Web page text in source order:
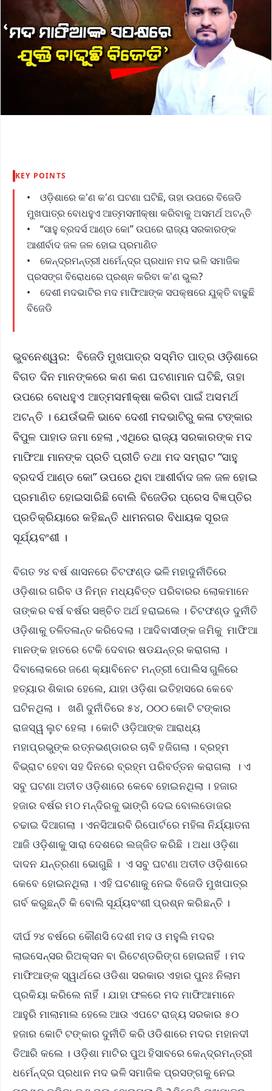
KEY POINTS
• ଓଡ଼ିଶାରେ କ'ଣ କ'ଣ ଘଟଣା ଘଟିଛି, ତାହା ଉପରେ ବିଜେଡି
ମୁଖପାତ୍ର ବୋଧହୁଏ ଆତ୍ମସମୀକ୍ଷା କରିବାକୁ ଅସମର୍ଥ ଅଟନ୍ତି
• “ସାହୁ ବ୍ରଦର୍ସ ଆଣ୍ଡ କୋ” ଉପରେ ରାଜ୍ୟ ସରକାରଙ୍କ
ଆଶୀର୍ବାଦ ଜଳ ଜଳ ହୋଇ ପ୍ରମାଣିତ
• କେନ୍ଦ୍ରମନ୍ତ୍ରୀ ଧର୍ମେନ୍ଦ୍ର ପ୍ରଧାନ ମଦ ଭଳି ସମାଜିକ
ପ୍ରସଙ୍ଗ ବିରୋଧରେ ପ୍ରଶ୍ନ କରିବା କ'ଣ ଭୁଲ?
• ଦେଶୀ ମଦଭାଟିର ମଦ ମାଫିଆଙ୍କ ସପକ୍ଷରେ ଯୁକ୍ତି ବାଢୁଛି
ବିଜେଡି
ଭୁବନେଶ୍ୱର: ବିଜେଡି ମୁଖପାତ୍ର ସସ୍ମିତ ପାତ୍ର ଓଡ଼ିଶାରେ
ବିଗତ ଦିନ ମାନଙ୍କରେ କଣ କଣ ଘଟଣାମାନ ଘଟିଛି, ତାହା
ଉପରେ ବୋଧହୁଏ ଆତ୍ମସମୀକ୍ଷା କରିବା ପାଇଁ ଅସମର୍ଥ
ଅଟନ୍ତି । ଯେଉଁଭଳି ଭାବେ ଦେଶୀ ମଦଭାଟିରୁ କଳା ଟଙ୍କାର
ବିପୁଳ ପାହାଡ ଜମା ହେଲା ,ଏଥିରେ ରାଜ୍ୟ ସରକାରଙ୍କ ମଦ
ମାଫିଆ ମାନଙ୍କ ପ୍ରତି ପ୍ରୀତି ତଥା ମଦ ସମ୍ରାଟ “ସାହୁ
ବ୍ରଦର୍ସ ଆଣ୍ଡ କୋ” ଉପରେ ଥିବା ଆଶୀର୍ବାଦ ଜଳ ଜଳ ହୋଇ
ପ୍ରମାଣିତ ହୋଇସାରିଛି ବୋଲି ବିଜେଡିର ପ୍ରେସ ବିଜ୍ଞପ୍ତିର
ପ୍ରତିକ୍ରିୟାରେ କହିଛନ୍ତି ଧାମନଗର ବିଧାୟକ ସୂରଜ
ସୂର୍ଯ୍ୟବଂଶୀ ।
ବିଗତ ୨୪ ବର୍ଷ ଶାସନରେ ଚିଟଫଣ୍ଡ ଭଳି ମହାଦୁର୍ନୀତିରେ
ଓଡ଼ିଶାର ଗରିବ ଓ ନିମ୍ନ ମଧ୍ୟବିତ୍ତ ପରିବାରର ଲୋକମାନେ
ତାଙ୍କର ବର୍ଷ ବର୍ଷର ସଞ୍ଚିତ ଅର୍ଥ ହରାଇଲେ । ଚିଟଫଣ୍ଡ ଦୁର୍ନୀତି
ଓଡ଼ିଶାକୁ ତଳିତଳାନ୍ତ କରିଦେଲା । ଆଦିବାସୀଙ୍କ ଜମିକୁ ମାଫିଆ
ମାନଙ୍କ ହାତରେ ଟେକି ଦେବାର ଷଡଯନ୍ତ୍ର କରାଗଲା ।
ଦିବାଲୋକରେ ଜଣେ କ୍ୟାବିନେଟ ମନ୍ତ୍ରୀ ପୋଲିସ ଗୁଳିରେ
ହତ୍ୟାର ଶିକାର ହେଲେ, ଯାହା ଓଡ଼ିଶା ଇତିହାସରେ କେବେ
ଘଟିନଥିଲା । ଖଣି ଦୁର୍ନୀତିରେ ୫୪, ୦୦୦ କୋଟି ଟଙ୍କାର
ରାଜସ୍ୱ ଲୁଟ ହେଲା । କୋଟି ଓଡ଼ିଆଙ୍କ ଆରାଧ୍ୟ
ମହାପ୍ରଭୁଙ୍କ ରତ୍ନଭଣ୍ଡାରର ଚାବି ହଜିଗଲା । ବ୍ରହ୍ମ
ବିଭ୍ରାଟ ହେବା ସହ ଦିନରେ ବ୍ରହ୍ମ ପରିବର୍ତ୍ତନ କରାଗଲା । ଏ
ସବୁ ଘଟଣା ଅତୀତ ଓଡ଼ିଶାରେ କେବେ ହୋଇନଥିଲା । ହଜାର
ହଜାର ବର୍ଷର ମଠ ମନ୍ଦିରକୁ ଭାଙ୍ଗି ଦେଇ ବୋଲଡୋଜର
ଚଢାଇ ଦିଆଗଲା । ଏନସିଆରବି ରିପୋର୍ଟରେ ମହିଳା ନିର୍ଯ୍ୟାତନା
ଆଜି ଓଡ଼ିଶାକୁ ସାରା ଦେଶରେ ଲଜ୍ଜିତ କରିଛି । ଅଧା ଓଡ଼ିଶା
ଦାଦନ ଯନ୍ତ୍ରଣା ଭୋଗୁଛି । ଏ ସବୁ ଘଟଣା ଅତୀତ ଓଡ଼ିଶାରେ
କେବେ ହୋଇନଥିଲା । ଏହି ଘଟଣାକୁ ନେଇ ବିଜେଡି ମୁଖପାତ୍ର
ଗର୍ବ କରୁଛନ୍ତି କି ବୋଲି ସୂର୍ଯ୍ୟବଂଶୀ ପ୍ରଶ୍ନ କରିଛନ୍ତି ।
ଦୀର୍ଘ ୨୪ ବର୍ଷରେ କୌଣସି ଦେଶୀ ମଦ ଓ ମହୁଲି ମଦର
ଲାଇସେନ୍ସର ରିଅକ୍ସନ ବା ରିଟେଣ୍ଡରିଙ୍ଗ ହୋଇନାହିଁ । ମଦ
ମାଫିଆଙ୍କ ସ୍ୱାର୍ଥରେ ଓଡିଶା ସରକାର ଏହାର ପୁନଃ ନିଲାମ
ପ୍ରକିୟା କରିଲେ ନାହିଁ । ଯାହା ଫଳରେ ମଦ ମାଫିଆମାନେ
ଆହୁରି ମାଲାମାଲ ହେଲେ ଆଉ ଏପଟେ ରାଜ୍ୟ ସରକାର ୫୦
ହଜାର କୋଟି ଟଙ୍କାର ଦୁର୍ନୀତି କରି ଓଡିଶାରେ ମଦର ମହାନଦୀ
ତିଆରି କଲେ । ଓଡ଼ିଶା ମାଟିର ପୁଅ ହିସାବରେ କେନ୍ଦ୍ରମନ୍ତ୍ରୀ
ଧର୍ମେନ୍ଦ୍ର ପ୍ରଧାନ ମଦ ଭଳି ସମାଜିକ ପ୍ରସଙ୍ଗକୁ ନେଇ